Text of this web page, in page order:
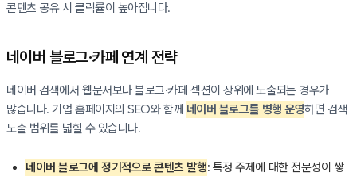
콘텐츠 공유 시 클릭률이 높아집니다.
네이버 블로그·카페 연계 전략
네이버 검색에서 웹문서보다 블로그·카페 섹션이 상위에 노출되는 경우가
많습니다. 기업 홈페이지의 SEO와 함께 네이버 블로그를 병행 운영하면 검색
노출 범위를 넓힐 수 있습니다.
네이버 블로그에 정기적으로 콘텐츠 발행: 특정 주제에 대한 전문성이 쌓